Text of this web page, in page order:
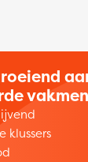
klussers